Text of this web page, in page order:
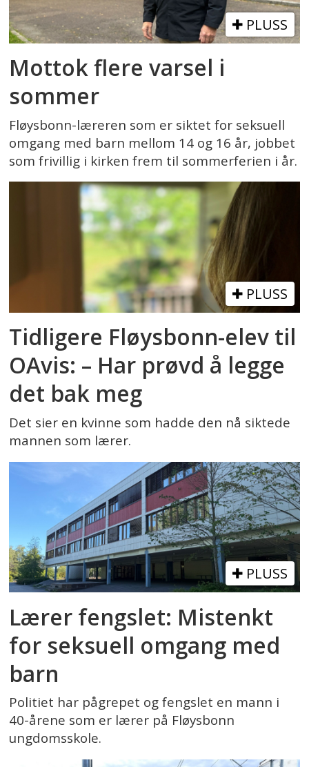
PLUSS
Mottok flere varsel i
sommer
Fløysbonn-læreren som er siktet for seksuell
omgang med barn mellom 14 og 16 år, jobbet
som frivillig i kirken frem til sommerferien i år.
PLUSS
Tidligere Fløysbonn-elev til
OAvis: – Har prøvd å legge
det bak meg
Det sier en kvinne som hadde den nå siktede
mannen som lærer.
PLUSS
Lærer fengslet: Mistenkt
for seksuell omgang med
barn
Politiet har pågrepet og fengslet en mann i
40-årene som er lærer på Fløysbonn
ungdomsskole.